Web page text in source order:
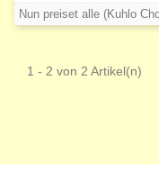
Nun preiset alle (Kuhlo
1 - 2 von 2 Artikel(n)